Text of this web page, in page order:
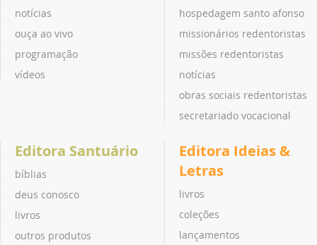
notícias
ouça ao vivo
programação
vídeos
hospedagem santo afonso
missionários redentoristas
missões redentoristas
notícias
obras sociais redentoristas
secretariado vocacional
Editora Santuário
bíblias
deus conosco
livros
outros produtos
Editora Ideias &
Letras
livros
coleções
lançamentos